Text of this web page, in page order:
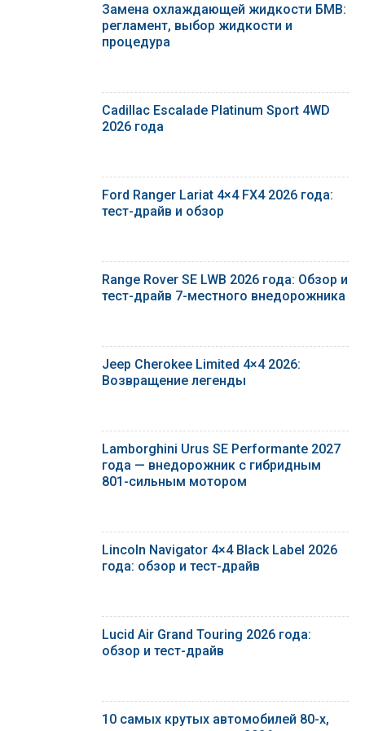
Замена охлаждающей жидкости БМВ:
регламент, выбор жидкости и
процедура
Cadillac Escalade Platinum Sport 4WD
2026 года
Ford Ranger Lariat 4×4 FX4 2026 года:
тест-драйв и обзор
Range Rover SE LWB 2026 года: Обзор и
тест-драйв 7-местного внедорожника
Jeep Cherokee Limited 4×4 2026:
Возвращение легенды
Lamborghini Urus SE Performante 2027
года — внедорожник с гибридным
801-сильным мотором
Lincoln Navigator 4×4 Black Label 2026
года: обзор и тест-драйв
Lucid Air Grand Touring 2026 года:
обзор и тест-драйв
10 самых крутых автомобилей 80-х,